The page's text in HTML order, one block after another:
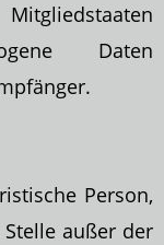
Daten
Person,
außer der